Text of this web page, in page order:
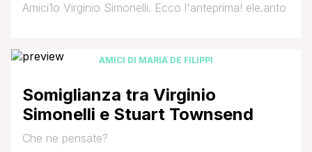
Amici1o Virginio Simonelli. Ecco l'anteprima! ele.anto
AMICI DI MARIA DE FILIPPI
Somiglianza tra Virginio
Simonelli e Stuart Townsend
Che ne pensate?